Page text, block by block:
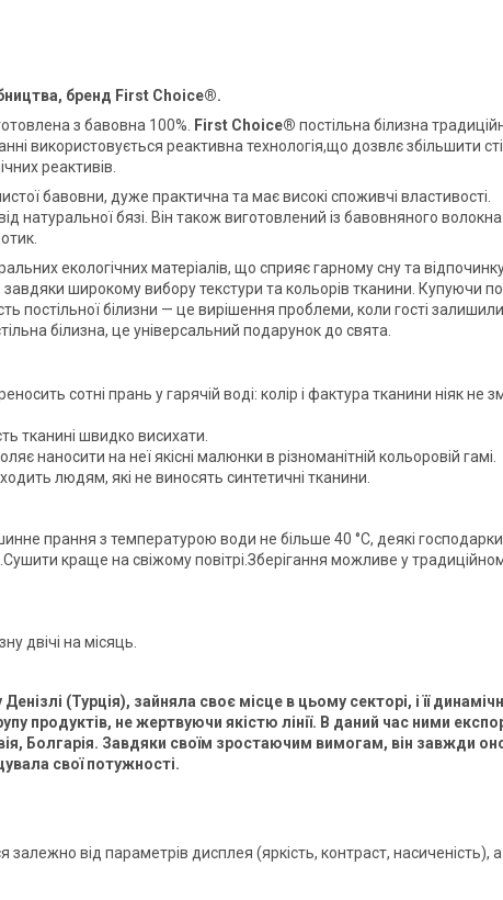
бренд First Choice®.
з бавовна 100%. First Choice® постільна білизна
використовується реактивна технологія,що дозвлє збільшити
реактивів.
бавовни, дуже практична та має високі споживчі властивості.
натуральної бязі. Він також виготовлений із бавовняного
екологічних матеріалів, що сприяє гарному сну та
широкому вибору текстури та кольорів тканини. Купуючи
постільної білизни — це вирішення проблеми, коли гості
білизна, це універсальний подарунок до свята.
сотні прань у гарячій воді: колір і фактура тканини ніяк не
тканині швидко висихати.
наносити на неї якісні малюнки в різноманітній кольоровій гамі.
людям, які не виносять синтетичні тканини.
прання з температурою води не більше 40 °C, деякі
краще на свіжому повітрі.Зберігання можливе у
двічі на місяць.
(Турція), зайняла своє місце в цьому секторі, і її
продуктів, не жертвуючи якістю лінії. В даний час ними
Болгарія. Завдяки своїм зростаючим вимогам, він завжди
свої потужності.
залежно від параметрів дисплея (яркість, контраст, насиченість),